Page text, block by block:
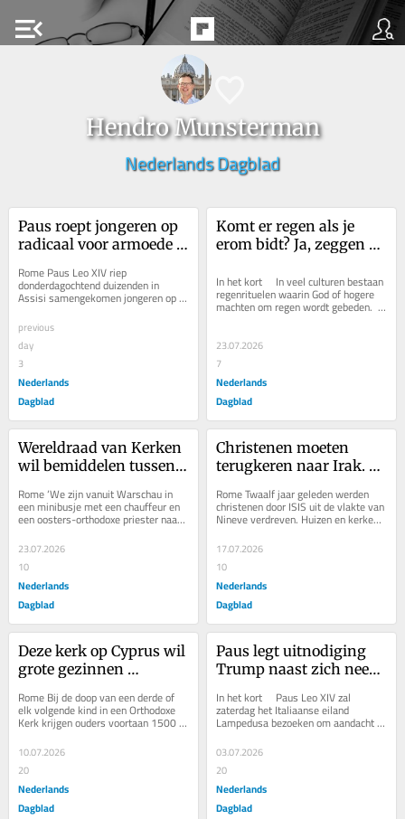
menu_open
Hendro Munsterman
Nederlands Dagblad
Paus roept jongeren op
radicaal voor armoede
zoekt naar nieuwe
heiligen’
Rome Paus Leo XIV riep
donderdagochtend duizenden in
Assisi samengekomen jongeren op
‘naar de randen van de samenleving
te gaan, waar onrecht en de...
previous
day
3
Nederlands
Dagblad
Komt er regen als je
erom bidt? Ja, zeggen
maar niet door
goddelijk ingrijpen
In het kort     In veel culturen bestaan
regenrituelen waarin God of hogere
machten om regen wordt gebeden.
23.07.2026
7
Nederlands
Dagblad
Wereldraad van Kerken
wil bemiddelen tussen
Kerken in Oekraïne.
‘Zaak zit muurvast’
Rome ‘We zijn vanuit Warschau in
een minibusje met een chauffeur en
een oosters-orthodoxe priester naar
Kyiv gereden. Rijdend door het
Oekraïense...
23.07.2026
10
Nederlands
Dagblad
Christenen moeten
terugkeren naar Irak.
prioriteit’, vindt de
Iraakse premier
Rome Twaalf jaar geleden werden
christenen door ISIS uit de vlakte van
Nineve verdreven. Huizen en kerken
in de stad...
17.07.2026
10
Nederlands
Dagblad
Deze kerk op Cyprus wil
grote gezinnen
als je een derde kind
laat dopen
Rome Bij de doop van een derde of
elk volgende kind in een Orthodoxe
Kerk krijgen ouders voortaan 1500
euro van de kerk. Bij inschrijving van
het kind...
10.07.2026
20
Nederlands
Dagblad
Paus legt uitnodiging
Trump naast zich neer
Day op
vluchtelingeneiland
In het kort     Paus Leo XIV zal
zaterdag het Italiaanse eiland
Lampedusa bezoeken om aandacht te
vragen voor...
03.07.2026
20
Nederlands
Dagblad